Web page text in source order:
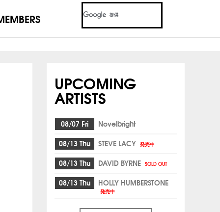
UPCOMING
ARTISTS
08/07 Fri
Novelbright
08/13 Thu
STEVE LACY 発売中
08/13 Thu DAVID BYRNE SOLD OUT
08/13 Thu HOLLY HUMBERSTONE
発売中